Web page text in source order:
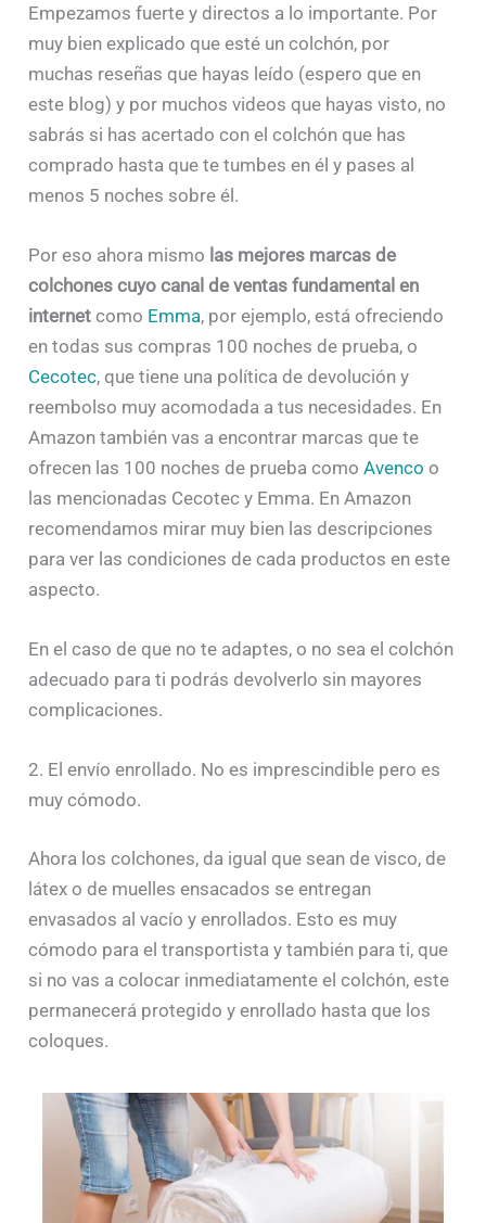
Empezamos fuerte y directos a lo importante. Por
muy bien explicado que esté un colchón, por
muchas reseñas que hayas leído (espero que en
este blog) y por muchos videos que hayas visto, no
sabrás si has acertado con el colchón que has
comprado hasta que te tumbes en él y pases al
menos 5 noches sobre él.
Por eso ahora mismo las mejores marcas de
colchones cuyo canal de ventas fundamental en
internet como Emma, por ejemplo, está ofreciendo
en todas sus compras 100 noches de prueba, o
Cecotec, que tiene una política de devolución y
reembolso muy acomodada a tus necesidades. En
Amazon también vas a encontrar marcas que te
ofrecen las 100 noches de prueba comoAvenco o
las mencionadas Cecotec y Emma. En Amazon
recomendamos mirar muy bien las descripciones
para ver las condiciones de cada productos en este
aspecto.
En el caso de que no te adaptes, o no sea el colchón
adecuado para ti podrás devolverlo sin mayores
complicaciones.
2. El envío enrollado. No es imprescindible pero es
muy cómodo.
Ahora los colchones, da igual que sean de visco, de
látex o de muelles ensacados se entregan
envasados al vacío y enrollados. Esto es muy
cómodo para el transportista y también para ti, que
si no vas a colocar inmediatamente el colchón, este
permanecerá protegido y enrollado hasta que los
coloques.